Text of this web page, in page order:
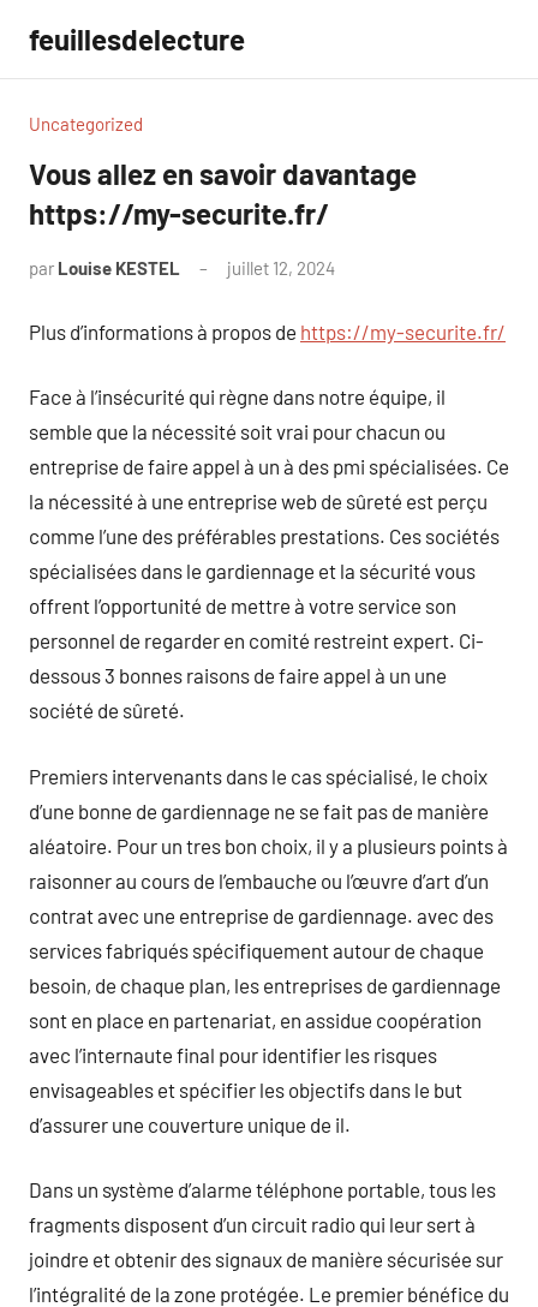
contenu
feuillesdelecture
Uncategorized
Vous allez en savoir davantage
https://my-securite.fr/
par Louise KESTEL juillet 12, 2024
Plus d’informations à propos de https://my-securite.fr/
Face à l’insécurité qui règne dans notre équipe, il
semble que la nécessité soit vrai pour chacun ou
entreprise de faire appel à un à des pmi spécialisées. Ce
la nécessité à une entreprise web de sûreté est perçu
comme l’une des préférables prestations. Ces sociétés
spécialisées dans le gardiennage et la sécurité vous
offrent l’opportunité de mettre à votre service son
personnel de regarder en comité restreint expert. Ci-
dessous 3 bonnes raisons de faire appel à un une
société de sûreté.
Premiers intervenants dans le cas spécialisé, le choix
d’une bonne de gardiennage ne se fait pas de manière
aléatoire. Pour un tres bon choix, il y a plusieurs points à
raisonner au cours de l’embauche ou l’œuvre d’art d’un
contrat avec une entreprise de gardiennage. avec des
services fabriqués spécifiquement autour de chaque
besoin, de chaque plan, les entreprises de gardiennage
sont en place en partenariat, en assidue coopération
avec l’internaute final pour identifier les risques
envisageables et spécifier les objectifs dans le but
d’assurer une couverture unique de il.
Dans un système d’alarme téléphone portable, tous les
fragments disposent d’un circuit radio qui leur sert à
joindre et obtenir des signaux de manière sécurisée sur
l’intégralité de la zone protégée. Le premier bénéfice du